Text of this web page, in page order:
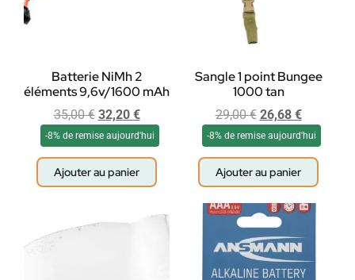
Batterie NiMh 2
éléments 9,6v/1600 mAh
35,00€ 32,20 €
-8% de remise aujourd'hui
Ajouter au panier
Sangle 1 point Bungee
1000 tan
29,00€ 26,68 €
-8% de remise aujourd'hui
Ajouter au panier